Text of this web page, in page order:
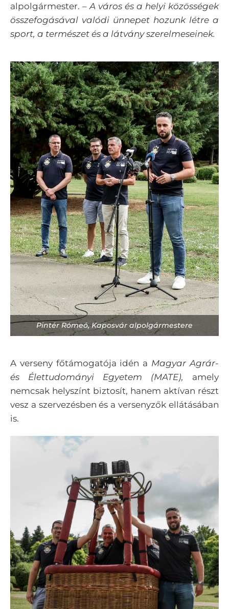
alpolgármester. – A város és a helyi közösségek
összefogásával valódi ünnepet hozunk létre a
sport, a természet és a látvány szerelmeseinek.
Pintér Rómeó, Kaposvár alpolgármestere
A verseny főtámogatója idén a Magyar Agrár-
és Élettudományi Egyetem (MATE), amely
nemcsak helyszínt biztosít, hanem aktívan részt
vesz a szervezésben és a versenyzők ellátásában
is.